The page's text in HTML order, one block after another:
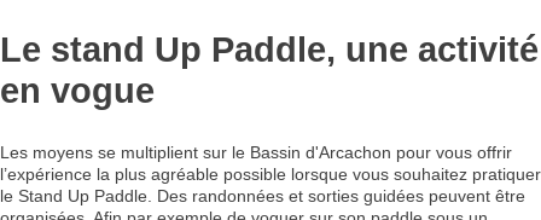
Le stand Up Paddle, une activité
en vogue
Les moyens se multiplient sur le Bassin d'Arcachon pour vous offrir
l’expérience la plus agréable possible lorsque vous souhaitez pratiquer
le Stand Up Paddle. Des randonnées et sorties guidées peuvent être